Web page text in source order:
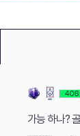
406
가능 하나?